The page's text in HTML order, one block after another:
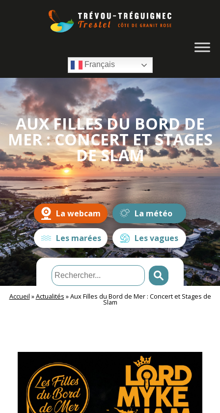
Français
AUX FILLES DU BORD DE
MER : CONCERT ET STAGES
DE SLAM
La webcam La météo
Les marées Les vagues
Accueil »Actualités »Aux Filles du Bord de Mer : Concert et Stages de
Slam